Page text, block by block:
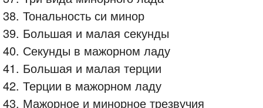
38. Тональность си минор
39. Большая и малая секунды
40. Секунды в мажорном ладу
41. Большая и малая терции
42. Терции в мажорном ладу
43. Мажорное и минорное трезвучия